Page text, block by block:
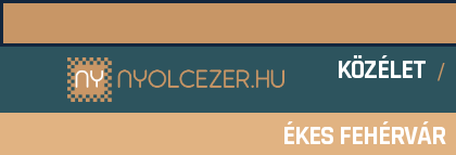
KÖZÉLET
ÉKES FEHÉRVÁR